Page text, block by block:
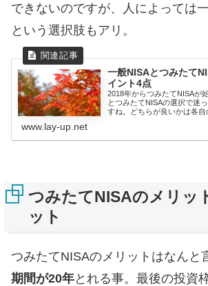
できないのですが、人によっては
という選択肢もアリ。
一般NISAとつみたて
イント4点
2018年からつみたてNISAが
とつみたてNISAの選択で迷
すね。どちらが良いかは各自
www.lay-up.net
つみたてNISAのメリッ
ット
つみたてNISAのメリットはなんと
期間が20年とれる事。最後の投資